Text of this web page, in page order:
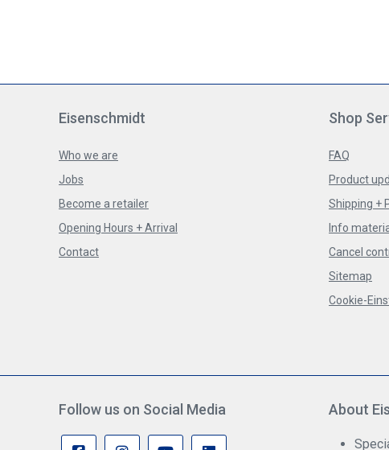
Eisenschmidt
Who we are
Jobs
Become a retailer
Opening Hours + Arrival
Contact
Shop
FAQ
Product
Shipping +
Info
Cancel
Sitemap
Cookie-
Follow us on Social Media About